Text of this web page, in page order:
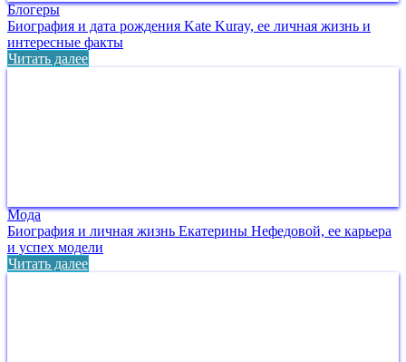
Блогеры
Биография и дата рождения Kate Kuray, ее личная жизнь и
интересные факты
Читать далее
Мода
Биография и личная жизнь Екатерины Нефедовой, ее карьера
и успех модели
Читать далее